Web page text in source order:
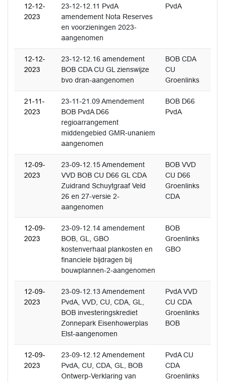
12-12-
2023
23-12-12.11 PvdA
amendement Nota Reserves
en voorzieningen 2023-
aangenomen
PvdA
12-12-
2023
23-12-12.16 amendement
BOB CDA CU GL zienswijze
bvo dran-aangenomen
BOB CDA
CU
Groenlinks
21-11-
2023
23-11-21.09 Amendement
BOB PvdA D66
regioarrangement
middengebied GMR-unaniem
aangenomen
BOB D66
PvdA
12-09-
2023
23-09-12.15 Amendement
VVD BOB CU D66 GL CDA
Zuidrand Schuytgraaf Veld
26 en 27-versie 2-
aangenomen
BOB VVD
CU D66
Groenlinks
CDA
12-09-
2023
23-09-12.14 amendement
BOB, GL, GBO
kostenverhaal plankosten en
financiele bijdragen bij
bouwplannen-2-aangenomen
BOB
Groenlinks
GBO
12-09-
2023
23-09-12.13 Amendement
PvdA, VVD, CU, CDA, GL,
BOB investeringskrediet
Zonnepark Eisenhowerplas
Elst-aangenomen
PvdA VVD
CU CDA
Groenlinks
BOB
12-09-
2023
23-09-12.12 Amendement
PvdA, CU, CDA, GL, BOB
Ontwerp-Verklaring van
PvdA CU
CDA
Groenlinks